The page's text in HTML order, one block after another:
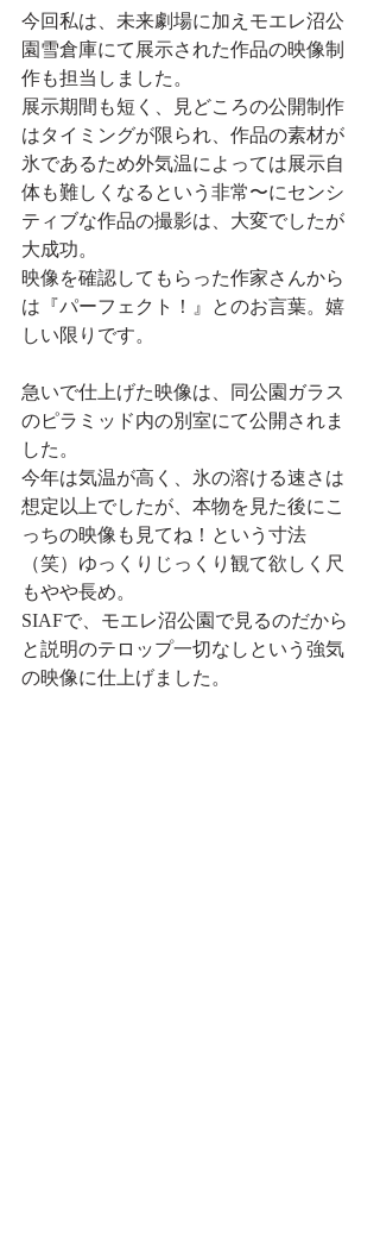
今回私は、未来劇場に加えモエレ沼公
園雪倉庫にて展示された作品の映像制
作も担当しました。
展示期間も短く、見どころの公開制作
はタイミングが限られ、作品の素材が
氷であるため外気温によっては展示自
体も難しくなるという非常〜にセンシ
ティブな作品の撮影は、大変でしたが
大成功。
映像を確認してもらった作家さんから
は『パーフェクト！』とのお言葉。嬉
しい限りです。
急いで仕上げた映像は、同公園ガラス
のピラミッド内の別室にて公開されま
した。
今年は気温が高く、氷の溶ける速さは
想定以上でしたが、本物を見た後にこ
っちの映像も見てね！という寸法
（笑）ゆっくりじっくり観て欲しく尺
もやや長め。
SIAFで、モエレ沼公園で見るのだから
と説明のテロップ一切なしという強気
の映像に仕上げました。